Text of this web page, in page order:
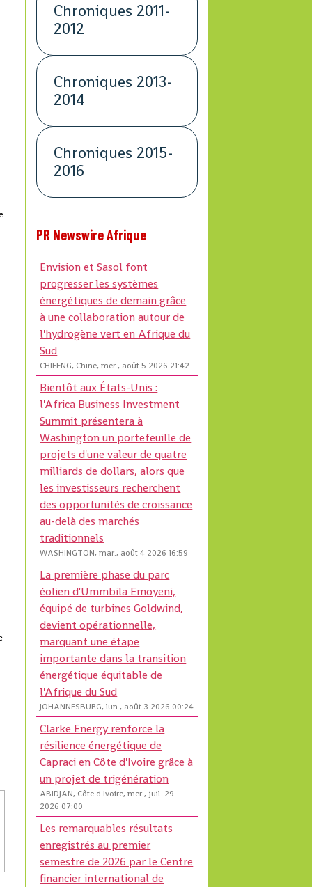
Chroniques 2011-
2012
Chroniques 2013-
2014
Chroniques 2015-
2016
PR Newswire Afrique
Envision et Sasol font
progresser les systèmes
énergétiques de demain grâce
à une collaboration autour de
l'hydrogène vert en Afrique du
Sud
CHIFENG, Chine, mer., août 5 2026 21:42
Bientôt aux États-Unis :
l'Africa Business Investment
Summit présentera à
Washington un portefeuille de
projets d'une valeur de quatre
milliards de dollars, alors que
les investisseurs recherchent
des opportunités de croissance
au-delà des marchés
traditionnels
WASHINGTON, mar., août 4 2026 16:59
La première phase du parc
éolien d'Ummbila Emoyeni,
équipé de turbines Goldwind,
devient opérationnelle,
marquant une étape
importante dans la transition
énergétique équitable de
l'Afrique du Sud
JOHANNESBURG, lun., août 3 2026 00:24
Clarke Energy renforce la
résilience énergétique de
Capraci en Côte d'Ivoire grâce à
un projet de trigénération
ABIDJAN, Côte d'Ivoire, mer., juil. 29
2026 07:00
Les remarquables résultats
enregistrés au premier
semestre de 2026 par le Centre
financier international de